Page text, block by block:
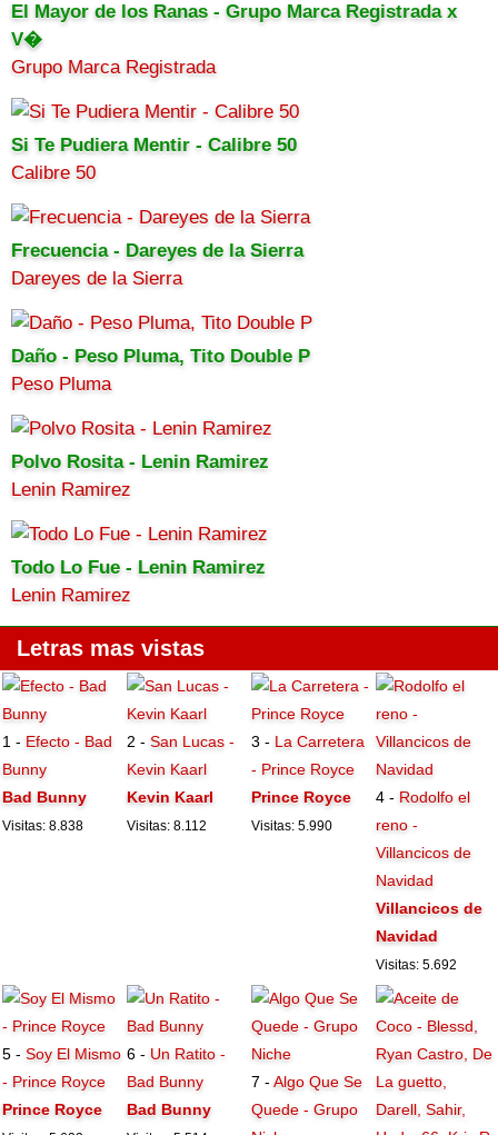
El Mayor de los Ranas - Grupo Marca Registrada x
V�
Grupo Marca Registrada
Si Te Pudiera Mentir - Calibre 50
Calibre 50
Frecuencia - Dareyes de la Sierra
Dareyes de la Sierra
Daño - Peso Pluma, Tito Double P
Peso Pluma
Polvo Rosita - Lenin Ramirez
Lenin Ramirez
Todo Lo Fue - Lenin Ramirez
Lenin Ramirez
Letras mas vistas
1 - Efecto - Bad
Bunny
Bad Bunny
Visitas: 8.838
2 -San Lucas -
Kevin Kaarl
Kevin Kaarl
Visitas: 8.112
3 - La Carretera
- Prince Royce
Prince Royce
Visitas: 5.990
4 - Rodolfo el
reno -
Villancicos de
Navidad
Villancicos de
Navidad
Visitas: 5.692
5 -Soy El Mismo
- Prince Royce
Prince Royce
6 - Un Ratito -
Bad Bunny
Bad Bunny
7 -Algo Que Se
Quede - Grupo